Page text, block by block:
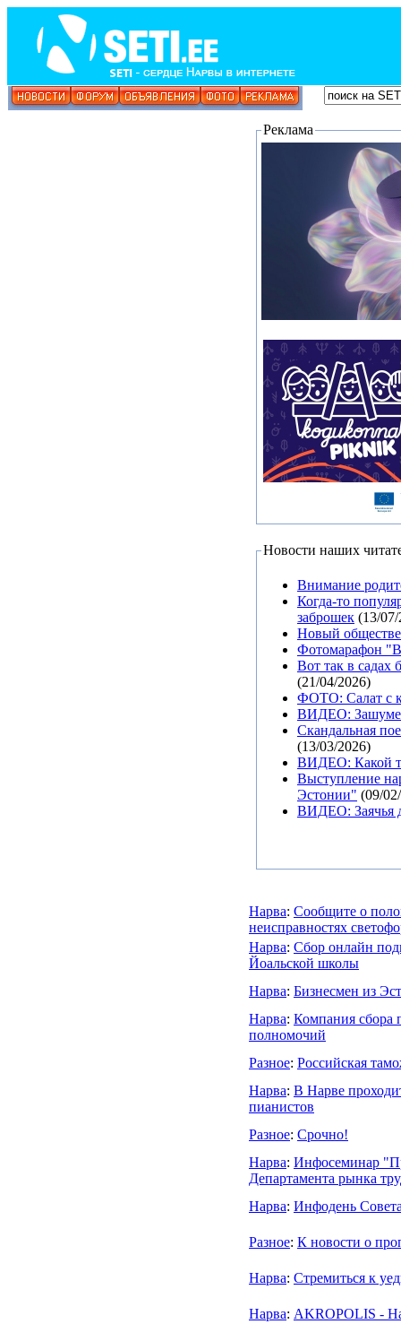
Реклама
Новости наших
Внимание
Когда-то
заброшек (13/
Новый
Фотомарафон
Вот так в садах
(21/04/2026)
ФОТО: Салат с
ВИДЕО:
Скандальная
(13/03/2026)
ВИДЕО: Какой
Выступление
Эстонии" (09/
ВИДЕО: Заячья
Нарва: Cообщите о
неисправностях
Нарва: Сбор онлайн
Йоальской школы
Нарва: Бизнесмен из
Нарва: Компания сбора
полномочий
Разное: Российская
Нарва: В Нарве
пианистов
Разное: Срочно!
Нарва: Инфосеминар
Департамента рынка
Нарва: Инфодень
Разное: К новости о
Нарва: Стремиться к
Нарва: AKROPOLIS -